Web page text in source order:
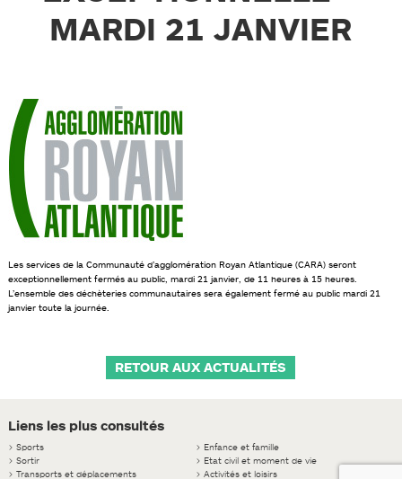
MARDI 21 JANVIER
Les services de la Communauté d’agglomération Royan Atlantique (CARA) seront
exceptionnellement fermés au public, mardi 21 janvier, de 11 heures à 15 heures.
L’ensemble des déchèteries communautaires sera également fermé au public mardi 21
janvier toute la journée.
RETOUR AUX ACTUALITÉS
Liens les plus consultés
> Sports > Enfance et famille
> Sortir > Etat civil et moment de vie
> Transports et déplacements >Activités et loisirs